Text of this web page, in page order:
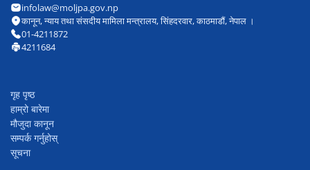
infolaw@moljpa.gov.np
कानून, न्याय तथा संसदीय मामिला मन्त्रालय, सिंहदरवार, काठमाडौं, नेपाल ।
01-4211872
4211684
गृह पृष्ठ
हाम्रो बारेमा
मौजुदा कानून
सम्पर्क गर्नुहोस्
सूचना